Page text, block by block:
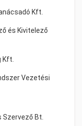
Kft.
és Kivitelező
Kft.
Vezetési
Bt.